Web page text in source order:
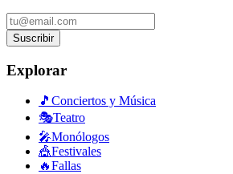
Suscribir
Explorar
🎵 Conciertos y Música
🎭Teatro
🎤Monólogos
🎪Festivales
🔥Fallas